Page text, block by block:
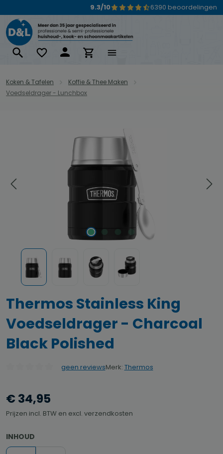
9.3/10 6390 beoordelingen
Koken & Tafelen
Koffie & Thee Maken
Voedseldrager - Lunchbox
Thermos Stainless King
Voedseldrager - Charcoal
Black Polished
geen reviewsMerk: Thermos
€ 34,95
Prijzen incl. BTW en excl. verzendkosten
SELECTEER
INHOUD